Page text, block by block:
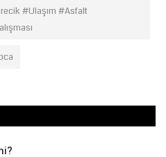
#Ulaşım #Asfalt